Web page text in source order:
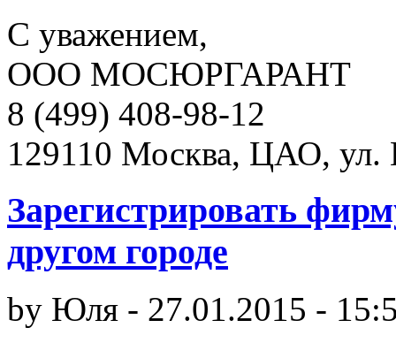
С уважением,
ООО МОСЮРГАРАНТ
8 (499) 408-98-12
129110 Москва, ЦАО, ул.
Зарегистрировать
другом городе
by Юля - 27.01.2015 -